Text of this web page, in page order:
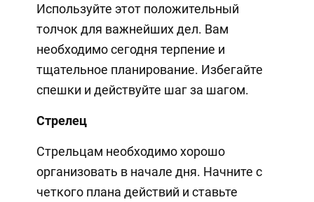
Используйте этот положительный
толчок для важнейших дел. Вам
необходимо сегодня терпение и
тщательное планирование. Избегайте
спешки и действуйте шаг за шагом.
Стрелец
Стрельцам необходимо хорошо
организовать в начале дня. Начните с
четкого плана действий и ставьте